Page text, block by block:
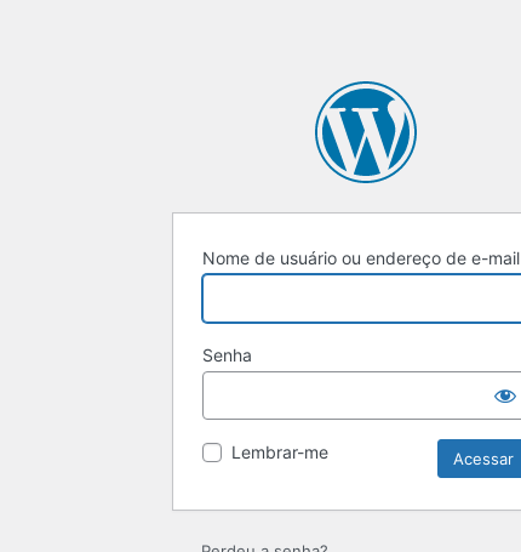
Nome de usuário ou endereço de e-mail
Senha
Lembrar-me